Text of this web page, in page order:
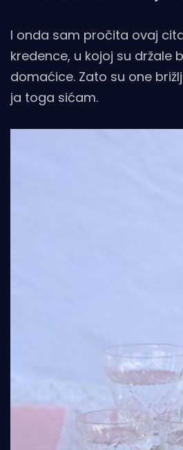
I onda sam pročita ovaj
kredence, u kojoj su držale
domaćice. Zato su one
ja toga sićam.